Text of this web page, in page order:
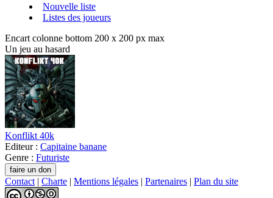
Nouvelle liste
Listes des joueurs
Encart colonne bottom 200 x 200 px max
Un jeu au hasard
Konflikt 40k
Editeur : Capitaine banane
Genre : Futuriste
Contact | Charte | Mentions légales | Partenaires | Plan du site